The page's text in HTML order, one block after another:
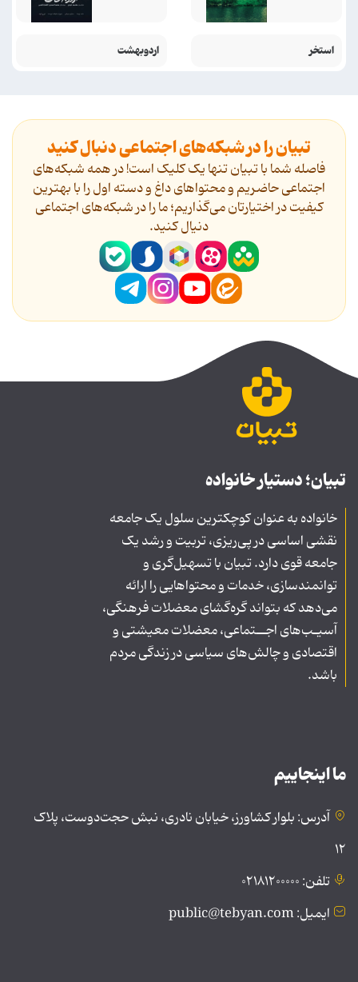
استخر اردوبهشت
تبیان را در شبکه‌های اجتماعی دنبال کنید
فاصله شما با تبیان تنها یک کلیک است! در همه شبکه‌های
اجتماعی حاضریم و محتواهای داغ و دسته اول را با بهترین
کیفیت در اختیارتان می‌گذاریم؛ ما را در شبکه‌های اجتماعی
دنیال کنید.
تبیان؛ دستیار خانواده
خانواده به عنوان کوچکترین سلول یک جامعه
نقشی اساسی در پی‌ریزی، تربیت و رشد یک
جامعه قوی دارد. تبیان با تسهیل‌گری و
توانمندسازی، خدمات و محتواهایی را ارائه
می‌دهد که بتواند گره‌گشای معضلات فرهنگی،
آسیـب‌های اجــتماعی، معضلات معیشتی و
اقتصادی و چالش‌های سیاسی در زندگی مردم
باشد.
ما اینجاییم
آدرس: بلوار کشاورز، خیابان نادری، نبش حجت‌دوست، پلاک
۱۲
تلفن: ۰۲۱۸۱۲۰۰۰۰۰
ایمیل: public@tebyan.com